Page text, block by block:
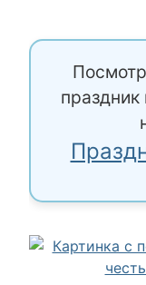
праздник